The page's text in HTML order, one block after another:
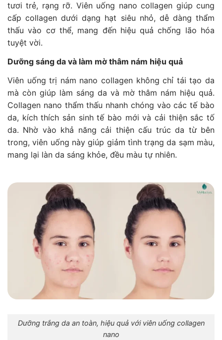
tươi trẻ, rạng rỡ. Viên uống nano collagen giúp cung
cấp collagen dưới dạng hạt siêu nhỏ, dễ dàng thẩm
thấu vào cơ thể, mang đến hiệu quả chống lão hóa
tuyệt vời.
Dưỡng sáng da và làm mờ thâm nám hiệu quả
Viên uống trị nám nano collagen không chỉ tái tạo da
mà còn giúp làm sáng da và mờ thâm nám hiệu quả.
Collagen nano thẩm thấu nhanh chóng vào các tế bào
da, kích thích sản sinh tế bào mới và cải thiện sắc tố
da. Nhờ vào khả năng cải thiện cấu trúc da từ bên
trong, viên uống này giúp giảm tình trạng da sạm màu,
mang lại làn da sáng khỏe, đều màu tự nhiên.
Dưỡng trắng da an toàn, hiệu quả với viên uống collagen
nano